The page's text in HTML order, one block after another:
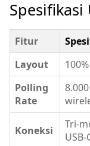
Spesifikasi
Fitur
Layout
Polling
Rate
Koneksi
Tri-